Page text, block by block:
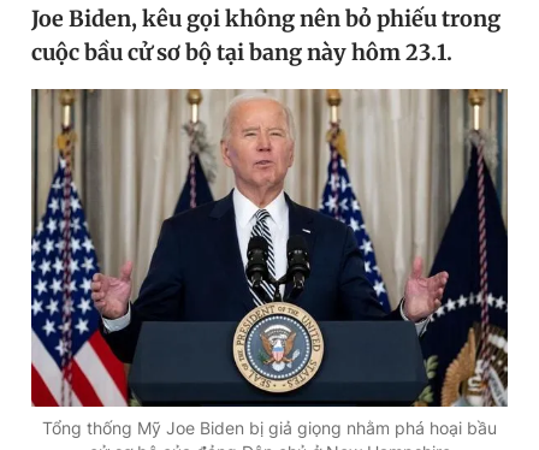
Sản phẩm khác
Tiện ích Bạn cần biết
Thông tin tòa soạn Liên hệ quảng cáo
Đọc Thanh Niên trên điện thoại
Joe Biden, kêu gọi không nên bỏ phiếu trong
cuộc bầu cử sơ bộ tại bang này hôm 23.1.
Tổng thống Mỹ Joe Biden bị giả giọng nhằm phá hoại bầu